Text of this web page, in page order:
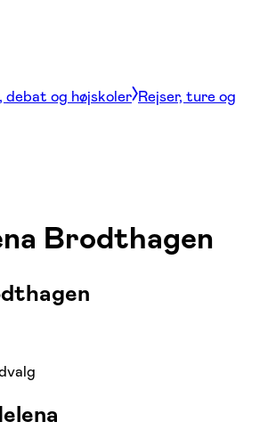
debat og højskoler Rejser, ture og
Brodthagen